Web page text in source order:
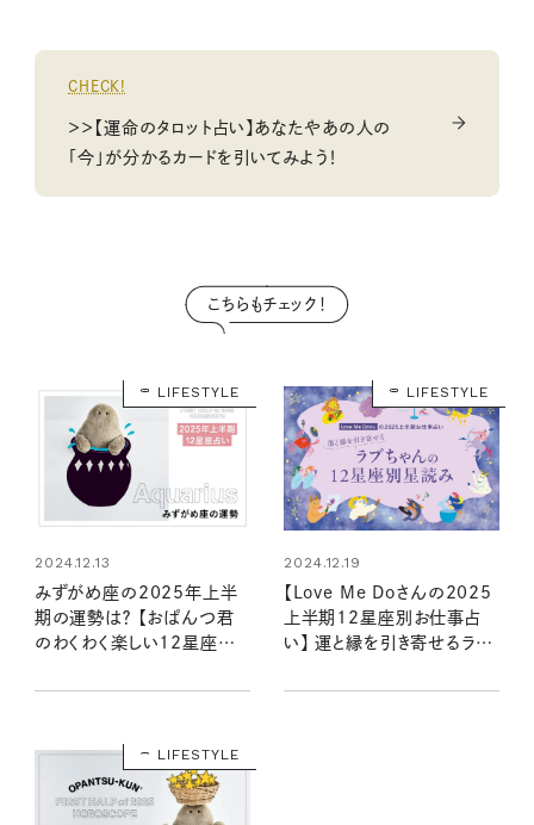
CHECK!
＞＞【運命のタロット占い】あなたやあの人の
「今」が分かるカードを引いてみよう！
こちらもチェック！
LIFESTYLE
2024.12.13
みずがめ座の2025年上半
期の運勢は？ 【おぱんつ君
のわくわく楽しい12星座占
LIFESTYLE
2024.12.19
【Love Me Doさんの2025
上半期12星座別お仕事占
い】 運と縁を引き寄せるラブ
LIFESTYLE